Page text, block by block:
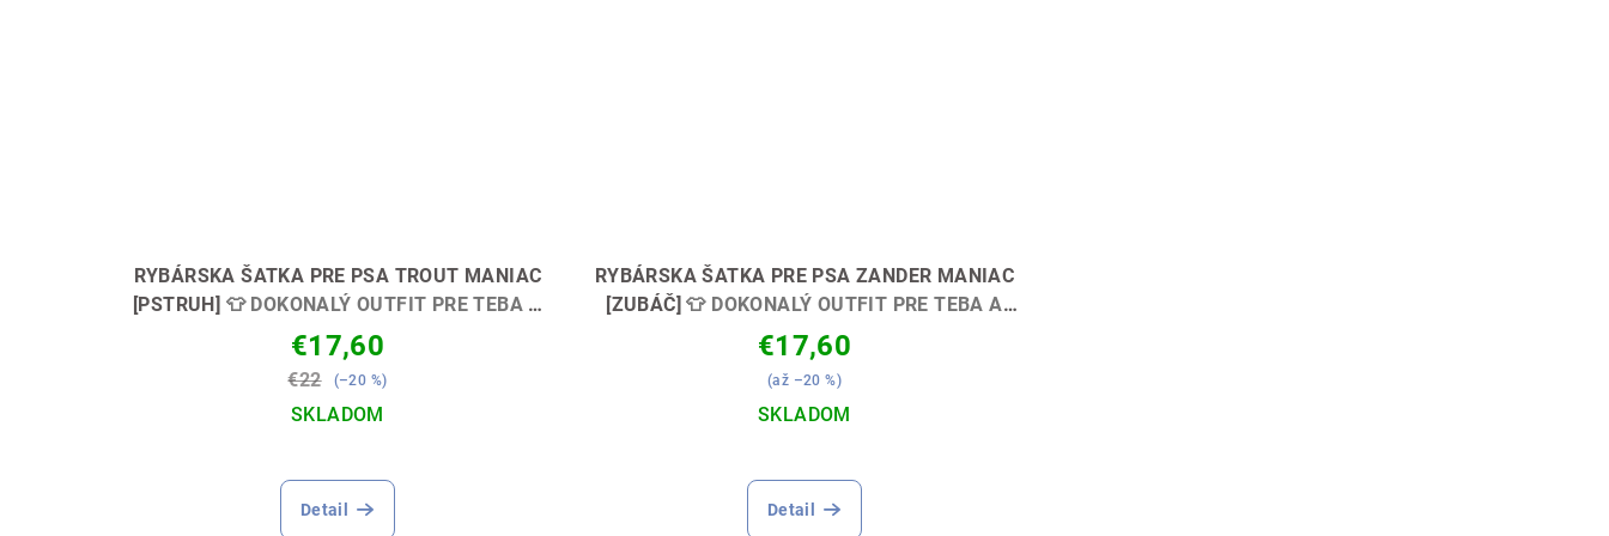
RYBÁRSKA ŠATKA PRE PSA TROUT MANIAC
[PSTRUH] 👕 DOKONALÝ OUTFIT PRE TEBA A
TVOJHO PSA! 🐶🎣
€17,60
€22 (–20 %)
SKLADOM
Detail
RYBÁRSKA ŠATKA PRE PSA ZANDER MANIAC
[ZUBÁČ]👕 DOKONALÝ OUTFIT PRE TEBA A
TVOJHO PSA! 🐶🎣
€17,60
(až –20 %)
SKLADOM
Detail